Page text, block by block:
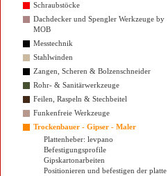
Schraubstöcke
Dachdecker und Spengler Werkzeuge by
MOB
Messtechnik
Stahlwinden
Zangen, Scheren & Bolzenschneider
Rohr- & Sanitärwerkzeuge
Feilen, Raspeln & Stechbeitel
Funkenfreie Werkzeuge
Trockenbauer - Gipser - Maler
Plattenheber: levpano
Befestigungsprofile
Gipskartonarbeiten
Positionieren und befestigen der platte